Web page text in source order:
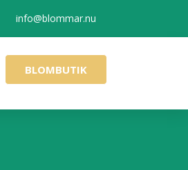
info@blommar.nu
BLOMBUTIK